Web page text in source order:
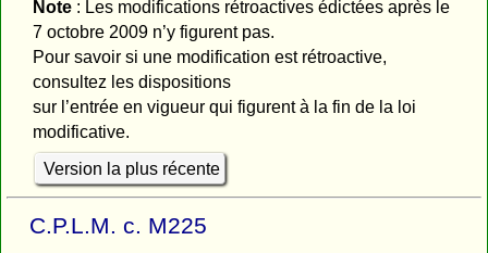
Note: Les modifications rétroactives édictées après le
7 octobre 2009 n’y figurent pas.
Pour savoir si une modification est rétroactive,
consultez les dispositions
sur l’entrée en vigueur qui figurent à la fin de la loi
modificative.
Version la plus récente
C.P.L.M. c. M225